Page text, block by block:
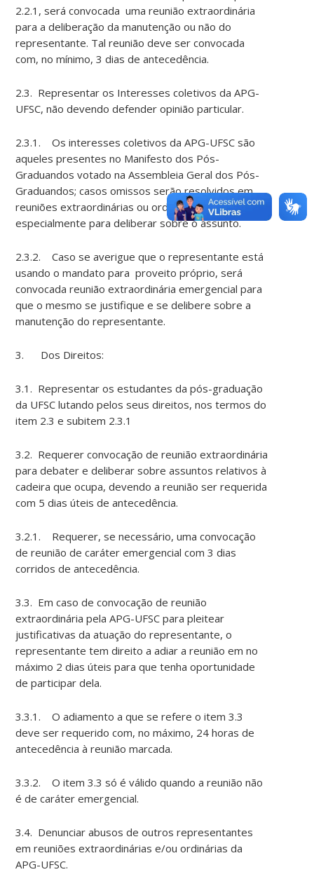
2.2.1, será convocada uma reunião extraordinária
para a deliberação da manutenção ou não do
representante. Tal reunião deve ser convocada
com, no mínimo, 3 dias de antecedência.
2.3. Representar os Interesses coletivos da APG-
UFSC, não devendo defender opinião particular.
2.3.1. Os interesses coletivos da APG-UFSC são
aqueles presentes no Manifesto dos Pós-
Graduandos votado na Assembleia Geral dos Pós-
Graduandos; casos omissos serão resolvidos em
reuniões extraordinárias ou ordinárias, convocadas
especialmente para deliberar sobre o assunto.
2.3.2. Caso se averigue que o representante está
usando o mandato para proveito próprio, será
convocada reunião extraordinária emergencial para
que o mesmo se justifique e se delibere sobre a
manutenção do representante.
3. Dos Direitos:
3.1. Representar os estudantes da pós-graduação
da UFSC lutando pelos seus direitos, nos termos do
item 2.3 e subitem 2.3.1
3.2. Requerer convocação de reunião extraordinária
para debater e deliberar sobre assuntos relativos à
cadeira que ocupa, devendo a reunião ser requerida
com 5 dias úteis de antecedência.
3.2.1. Requerer, se necessário, uma convocação
de reunião de caráter emergencial com 3 dias
corridos de antecedência.
3.3. Em caso de convocação de reunião
extraordinária pela APG-UFSC para pleitear
justificativas da atuação do representante, o
representante tem direito a adiar a reunião em no
máximo 2 dias úteis para que tenha oportunidade
de participar dela.
3.3.1. O adiamento a que se refere o item 3.3
deve ser requerido com, no máximo, 24 horas de
antecedência à reunião marcada.
3.3.2. O item 3.3 só é válido quando a reunião não
é de caráter emergencial.
3.4. Denunciar abusos de outros representantes
em reuniões extraordinárias e/ou ordinárias da
APG-UFSC.